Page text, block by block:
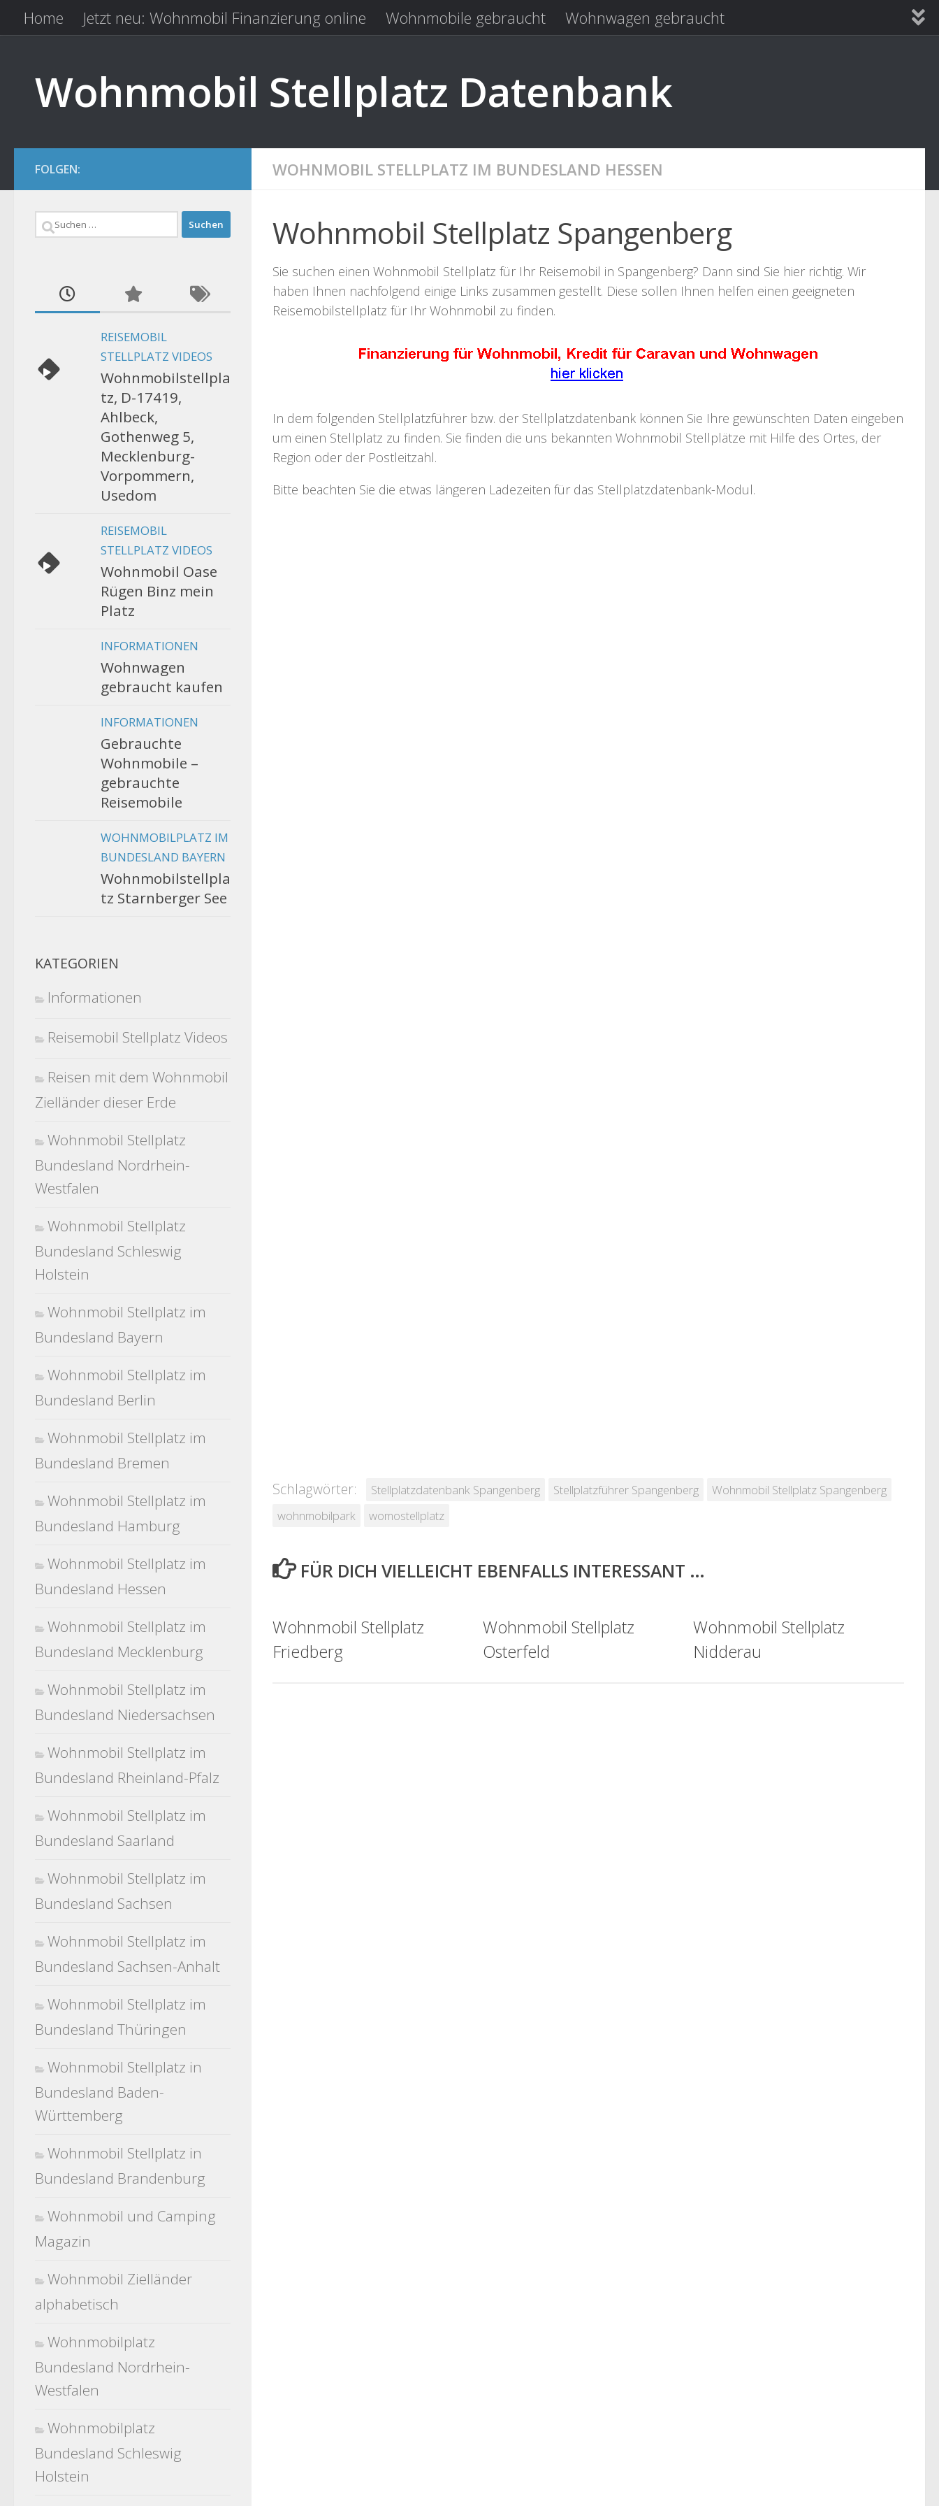
Zum Inhalt springen
Home Jetzt neu: Wohnmobil Finanzierung online Wohnmobile gebraucht
Wohnwagen gebraucht
Wohnmobil Stellplatz Datenbank
WOHNMOBIL STELLPLATZ IM BUNDESLAND HESSEN
Wohnmobil Stellplatz Spangenberg
Sie suchen einen Wohnmobil Stellplatz für Ihr Reisemobil in Spangenberg? Dann sind Sie hier richtig. Wir
haben Ihnen nachfolgend einige Links zusammen gestellt. Diese sollen Ihnen helfen einen geeigneten
Reisemobilstellplatz für Ihr Wohnmobil zu finden.
In dem folgenden Stellplatzführer bzw. der Stellplatzdatenbank können Sie Ihre gewünschten Daten eingeben
um einen Stellplatz zu finden. Sie finden die uns bekannten Wohnmobil Stellplätze mit Hilfe des Ortes, der
Region oder der Postleitzahl.
Bitte beachten Sie die etwas längeren Ladezeiten für das Stellplatzdatenbank-Modul.
Schlagwörter: Stellplatzdatenbank Spangenberg Stellplatzführer Spangenberg
Wohnmobil Stellplatz Spangenberg
wohnmobilpark
womostellplatz
FÜR DICH VIELLEICHT EBENFALLS INTERESSANT …
Wohnmobil Stellplatz
Friedberg
Wohnmobil Stellplatz
Osterfeld
Wohnmobil Stellplatz
Nidderau
FOLGEN:
Suchen
REISEMOBIL
STELLPLATZ VIDEOS
Wohnmobilstellpla
tz, D-17419,
Ahlbeck,
Gothenweg 5,
Mecklenburg-
Vorpommern,
Usedom
REISEMOBIL
STELLPLATZ VIDEOS
Wohnmobil Oase
Rügen Binz mein
Platz
INFORMATIONEN
Wohnwagen
gebraucht kaufen
INFORMATIONEN
Gebrauchte
Wohnmobile –
gebrauchte
Reisemobile
WOHNMOBILPLATZ IM
BUNDESLAND BAYERN
Wohnmobilstellpla
tz Starnberger See
KATEGORIEN
Informationen
Reisemobil Stellplatz Videos
Reisen mit dem Wohnmobil
Zielländer dieser Erde
Wohnmobil Stellplatz
Bundesland Nordrhein-
Westfalen
Wohnmobil Stellplatz
Bundesland Schleswig
Holstein
Wohnmobil Stellplatz im
Bundesland Bayern
Wohnmobil Stellplatz im
Bundesland Berlin
Wohnmobil Stellplatz im
Bundesland Bremen
Wohnmobil Stellplatz im
Bundesland Hamburg
Wohnmobil Stellplatz im
Bundesland Hessen
Wohnmobil Stellplatz im
Bundesland Mecklenburg
Wohnmobil Stellplatz im
Bundesland Niedersachsen
Wohnmobil Stellplatz im
Bundesland Rheinland-Pfalz
Wohnmobil Stellplatz im
Bundesland Saarland
Wohnmobil Stellplatz im
Bundesland Sachsen
Wohnmobil Stellplatz im
Bundesland Sachsen-Anhalt
Wohnmobil Stellplatz im
Bundesland Thüringen
Wohnmobil Stellplatz in
Bundesland Baden-
Württemberg
Wohnmobil Stellplatz in
Bundesland Brandenburg
Wohnmobil und Camping
Magazin
Wohnmobil Zielländer
alphabetisch
Wohnmobilplatz
Bundesland Nordrhein-
Westfalen
Wohnmobilplatz
Bundesland Schleswig
Holstein